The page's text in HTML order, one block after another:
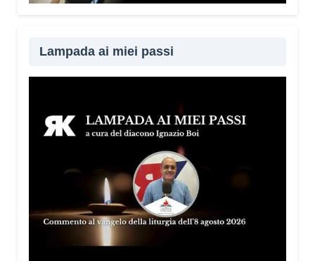
Lampada ai miei passi